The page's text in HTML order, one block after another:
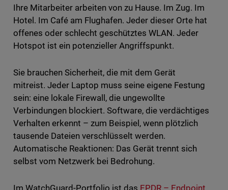
Ihre Mitarbeiter arbeiten von zu Hause. Im Zug. Im
Hotel. Im Café am Flughafen. Jeder dieser Orte hat
offenes oder schlecht geschütztes WLAN. Jeder
Hotspot ist ein potenzieller Angriffspunkt.
Sie brauchen Sicherheit, die mit dem Gerät
mitreist. Jeder Laptop muss seine eigene Festung
sein: eine lokale Firewall, die ungewollte
Verbindungen blockiert. Software, die verdächtiges
Verhalten erkennt – zum Beispiel, wenn plötzlich
tausende Dateien verschlüsselt werden.
Automatische Reaktionen: Das Gerät trennt sich
selbst vom Netzwerk bei Bedrohung.